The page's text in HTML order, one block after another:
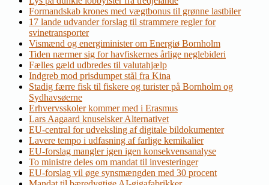
Formandskab krones med vægtbonus til grønne lastbiler
17 lande udvander forslag til strammere regler for
svinetransporter
Vismænd og energiminister om Energiø Bornholm
Tiden nærmer sig for havfiskernes årlige neglebideri
Fælles gæld udbredes til valutahjælp
Indgreb mod prisdumpet stål fra Kina
Stadig færre fisk til fiskere og turister på Bornholm og
Sydhavsøerne
Erhvervsskoler kommer med i Erasmus
Lars Aagaard knuselsker Alternativet
EU-central for udveksling af digitale bildokumenter
Lavere tempo i udfasning af farlige kemikalier
EU-forslag mangler igen igen konsekvensanalyse
To ministre deles om mandat til investeringer
EU-forslag vil øge synsmængden med 30 procent